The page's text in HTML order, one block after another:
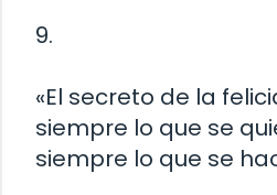
9.
«El secreto de la
siempre lo que se
siempre lo que se